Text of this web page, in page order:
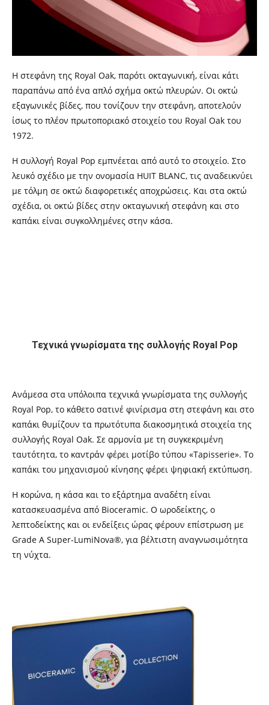
Η στεφάνη της Royal Oak, παρότι οκταγωνική, είναι κάτι
παραπάνω από ένα απλό σχήμα οκτώ πλευρών. Οι οκτώ
εξαγωνικές βίδες, που τονίζουν την στεφάνη, αποτελούν
ίσως το πλέον πρωτοποριακό στοιχείο του Royal Oak του
1972.
Η συλλογή Royal Pop εμπνέεται από αυτό το στοιχείο. Στο
λευκό σχέδιο με την ονομασία HUIT BLANC, τις αναδεικνύει
με τόλμη σε οκτώ διαφορετικές αποχρώσεις. Και στα οκτώ
σχέδια, οι οκτώ βίδες στην οκταγωνική στεφάνη και στο
καπάκι είναι συγκολλημένες στην κάσα.
Τεχνικά γνωρίσματα της συλλογής Royal Pop
Ανάμεσα στα υπόλοιπα τεχνικά γνωρίσματα της συλλογής
Royal Pop, το κάθετο σατινέ φινίρισμα στη στεφάνη και στο
καπάκι θυμίζουν τα πρωτότυπα διακοσμητικά στοιχεία της
συλλογής Royal Oak. Σε αρμονία με τη συγκεκριμένη
ταυτότητα, το καντράν φέρει μοτίβο τύπου «Tapisserie». Το
καπάκι του μηχανισμού κίνησης φέρει ψηφιακή εκτύπωση.
Η κορώνα, η κάσα και το εξάρτημα αναδέτη είναι
κατασκευασμένα από Bioceramic. Ο ωροδείκτης, ο
λεπτοδείκτης και οι ενδείξεις ώρας φέρουν επίστρωση με
Grade A Super-LumiNova®, για βέλτιστη αναγνωσιμότητα
τη νύχτα.